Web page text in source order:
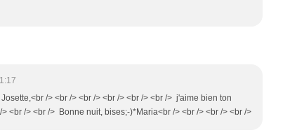
/> <br /> <br /> <br /> <br /> <br /> j'aime bien ton
<br /> <br /> Bonne nuit, bises;-)*Maria<br /> <br /> <br /> <br />